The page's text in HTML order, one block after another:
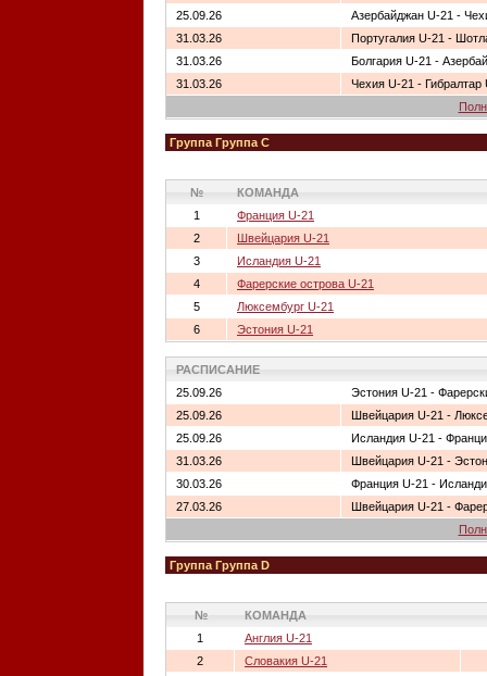
25.09.26
Азербайджан U-21 -
31.03.26
Португалия U-21 -
31.03.26
Болгария U-21 -
31.03.26
Чехия U-21 - Гибралтар
Группа Группа C
№
КОМАНДА
1
Франция U-21
2
Швейцария U-21
3
Исландия U-21
4
Фарерские острова U-21
5
Люксембург U-21
6
Эстония U-21
РАСПИСАНИЕ
25.09.26
Эстония U-21 -
25.09.26
Швейцария U-21 -
25.09.26
Исландия U-21 -
31.03.26
Швейцария U-21 -
30.03.26
Франция U-21 -
27.03.26
Швейцария U-21 -
Группа Группа D
№ КОМАНДА
1
Англия U-21
2
Словакия U-21